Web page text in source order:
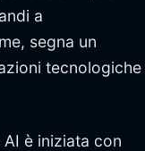
a
segna un
tecnologiche
è iniziata con